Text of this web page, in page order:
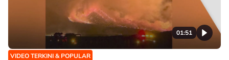
01:51
VIDEO TERKINI & POPULAR